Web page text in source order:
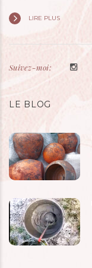
LIRE PLUS
Suivez-moi:
LE BLOG